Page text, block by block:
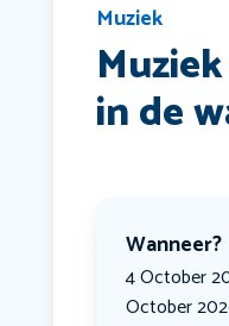
Muziek
in de
Wanneer?
4 October
October